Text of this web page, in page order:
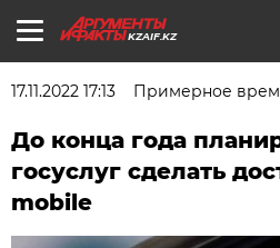
KZAIF.KZ
17.11.2022 17:13 Примерное
До конца года
госуслуг сделать
mobile